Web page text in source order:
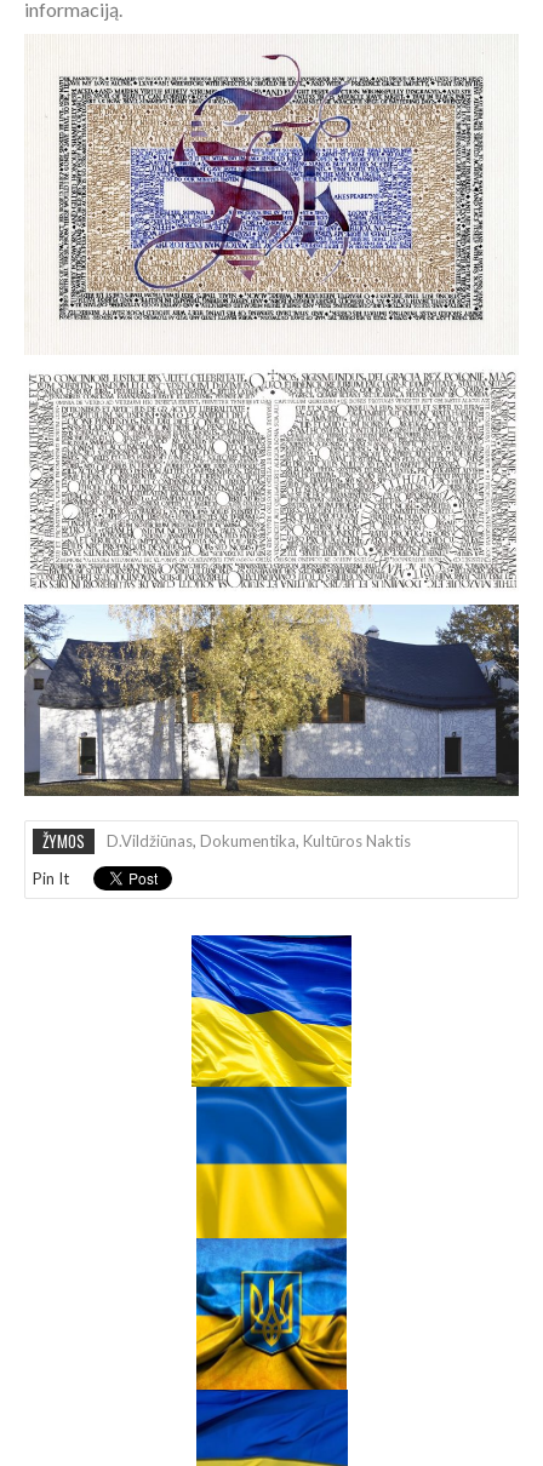
informaciją.
ŽYMOS D.Vildžiūnas, Dokumentika, Kultūros Naktis
Pin It